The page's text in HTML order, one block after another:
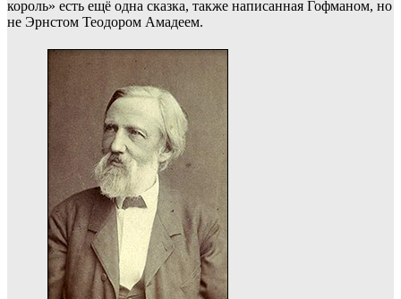
король» есть ещё одна сказка, также написанная Гофманом, но
не Эрнстом Теодором Амадеем.